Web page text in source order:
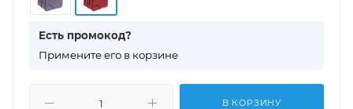
Есть промокод?
Примените его в корзине
В КОРЗИНУ